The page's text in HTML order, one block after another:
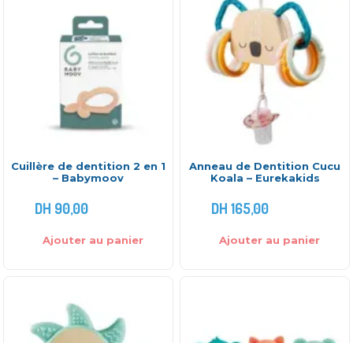
Cuillère de dentition 2 en 1
– Babymoov
DH 90,00
Ajouter au panier
Anneau de Dentition Cucu
Koala – Eurekakids
DH 165,00
Ajouter au panier